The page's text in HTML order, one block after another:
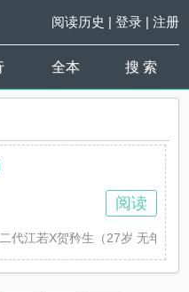
阅读历史 | 登录| 注册
全本 搜 索
代江若X贺矜生（27岁 无年
阅读